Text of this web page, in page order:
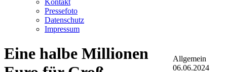
Kontakt
Pressefoto
Datenschutz
Impressum
Allgemein
06.06.2024
Eine halbe Millionen